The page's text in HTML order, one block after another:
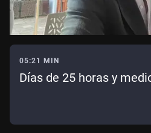
05:21 MIN
Días de 25 horas y